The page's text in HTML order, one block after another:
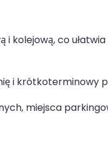
kolejową, co
i krótkoterminowy
miejsca